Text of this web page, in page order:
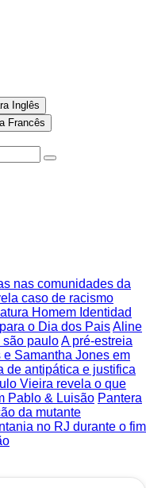
nas comunidades da
caso de racismo
Homem Identidad
o Dia dos PaisAline
são pauloA pré-estreia
Samantha Jones em
de antipática e justifica
Vieira revela o que
Pablo & Luisão Pantera
da mutante
no RJ durante o fim